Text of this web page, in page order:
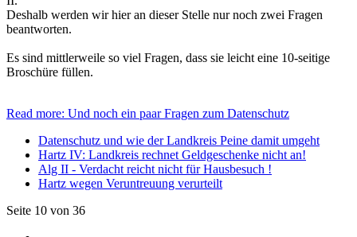
Deshalb werden wir hier an dieser Stelle nur noch zwei Fragen
beantworten.
Es sind mittlerweile so viel Fragen, dass sie leicht eine 10-seitige
Broschüre füllen.
Read more: Und noch ein paar Fragen zum Datenschutz
Datenschutz und wie der Landkreis Peine damit umgeht
Hartz IV: Landkreis rechnet Geldgeschenke nicht an!
Alg II - Verdacht reicht nicht für Hausbesuch !
Hartz wegen Veruntreuung verurteilt
Seite 10 von 36